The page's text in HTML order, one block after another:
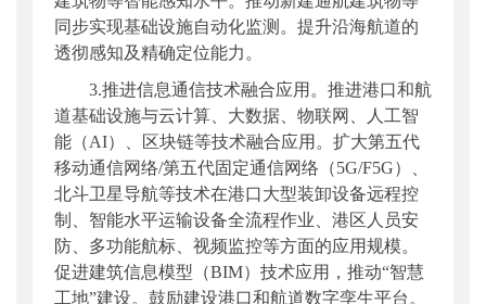
同步实现基础设施自动化监测。提升沿海航道的
透彻感知及精确定位能力。
3.推进信息通信技术融合应用。推进港口和航
道基础设施与云计算、大数据、物联网、人工智
能（AI）、区块链等技术融合应用。扩大第五代
移动通信网络/第五代固定通信网络（5G/F5G）、
北斗卫星导航等技术在港口大型装卸设备远程控
制、智能水平运输设备全流程作业、港区人员安
防、多功能航标、视频监控等方面的应用规模。
促进建筑信息模型（BIM）技术应用，推动“智慧
工地”建设。鼓励建设港口和航道数字孪生平台。